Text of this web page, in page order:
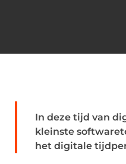
In deze tijd van
kleinste
het digitale